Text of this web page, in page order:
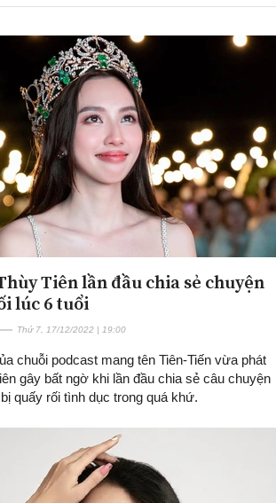
Xu hướng thị trường
Tiêu dùng và dư luận
Công nghệ
Tiên lần đầu chia sẻ chuyện
lúc 6 tuổi
Thứ 7, 17/12/2022 | 19:00
chuỗi podcast mang tên Tiên-Tiến vừa phát
gây bất ngờ khi lần đầu chia sẻ câu chuyện
quấy rối tình dục trong quá khứ.